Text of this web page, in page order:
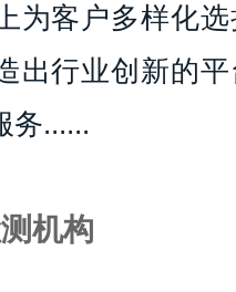
为客户多样化
出行业创新的
务......
机构